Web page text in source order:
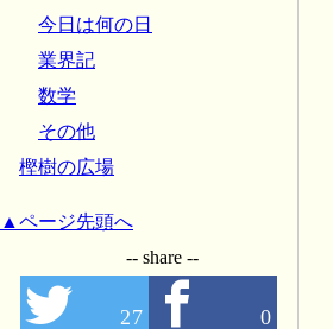
今日は何の日
業界記
数学
その他
樫樹の広場
▲ページ先頭へ
-- share --
27 0